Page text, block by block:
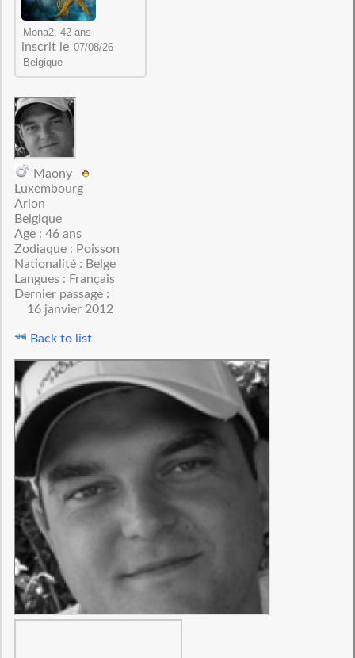
inscrit le
Maony
Luxembourg
Arlon
Belgique
Age : 46 ans
Zodiaque : Poisson
Nationalité : Belge
Langues : Français
Dernier passage :
16 janvier 2012
Back to list